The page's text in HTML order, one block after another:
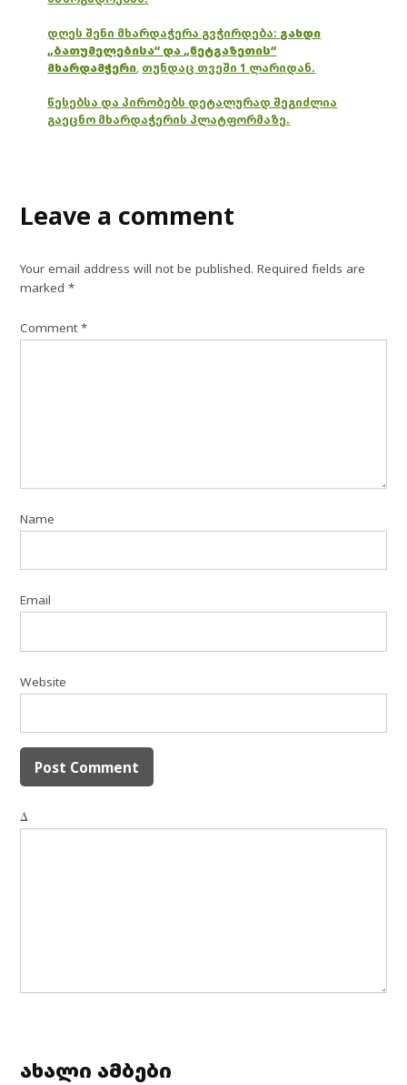
დღეს შენი მხარდაჭერა გვჭირდება: გახდი
„ბათუმელებისა“ და „ნეტგაზეთის“
მხარდამჭერი, თუნდაც თვეში 1 ლარიდან.
წესებსა და პირობებს დეტალურად შეგიძლია
გაეცნო მხარდაჭერის პლატფორმაზე.
Leave a comment
Your email address will not be published. Required fields are
marked*
Comment*
Name
Email
Website
Δ
ახალი ამბები